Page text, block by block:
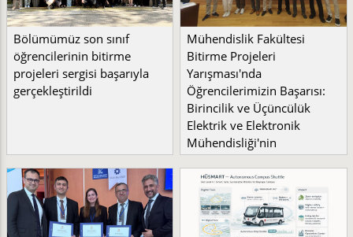
Bölümümüz son sınıf
öğrencilerinin bitirme
projeleri sergisi başarıyla
gerçekleştirildi
Mühendislik Fakültesi
Bitirme Projeleri
Yarışması'nda
Öğrencilerimizin Başarısı:
Birincilik ve Üçüncülük
Elektrik ve Elektronik
Mühendisliği'nin